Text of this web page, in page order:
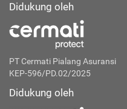
Didukung oleh
PT Cermati Pialang Asuransi
KEP-596/PD.02/2025
Didukung oleh